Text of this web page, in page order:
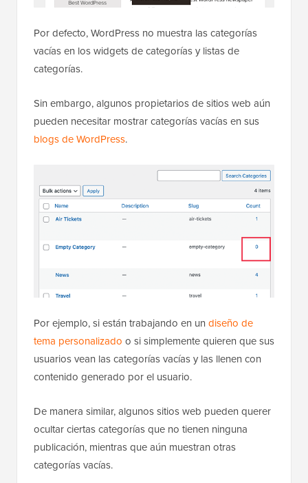
Por defecto, WordPress no muestra las categorías
vacías en los widgets de categorías y listas de
categorías.
Sin embargo, algunos propietarios de sitios web aún
pueden necesitar mostrar categorías vacías en sus
blogs de WordPress.
Por ejemplo, si están trabajando en un diseño de
tema personalizado o si simplemente quieren que sus
usuarios vean las categorías vacías y las llenen con
contenido generado por el usuario.
De manera similar, algunos sitios web pueden querer
ocultar ciertas categorías que no tienen ninguna
publicación, mientras que aún muestran otras
categorías vacías.